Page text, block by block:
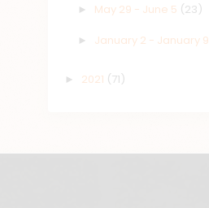
► May 29 - June 5 (23)
► January 2 - January 9
► 2021 (71)